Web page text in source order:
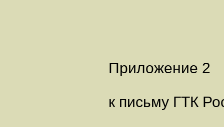
Приложение 2
к письму ГТК